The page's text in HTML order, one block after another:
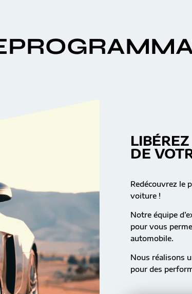
DE
Redécouvrez le
voiture !
Notre équipe
pour vous
automobile.
Nous réalisons
pour des